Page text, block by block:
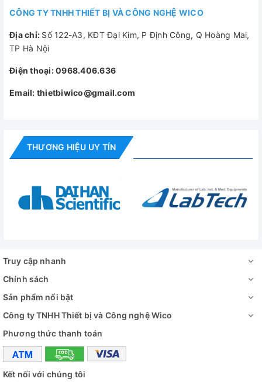
CÔNG TY TNHH THIẾT BỊ VÀ CÔNG NGHỆ WICO
Địa chỉ: Số 122-A3, KĐT Đại Kim, P Định Công, Q Hoàng Mai,
TP Hà Nội
Điện thoại: 0968.406.636
Email: thietbiwico@gmail.com
THƯƠNG HIỆU UY TÍN
Truy cập nhanh
Chính sách
Sản phẩm nổi bật
Công ty TNHH Thiết bị và Công nghệ Wico
Phương thức thanh toán
Kết nối với chúng tôi